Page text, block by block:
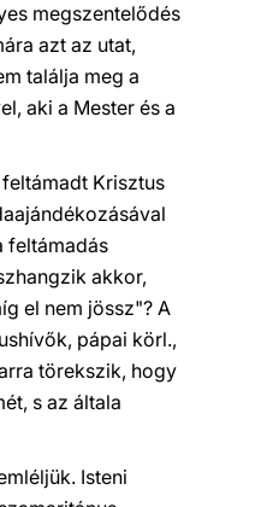
megszentelődés
azt az utat,
találja meg a
aki a Mester és a
Krisztus
feltámadás
akkor,
el nem jössz"? A
pápai körl.,
törekszik, hogy
s az általa
Isteni